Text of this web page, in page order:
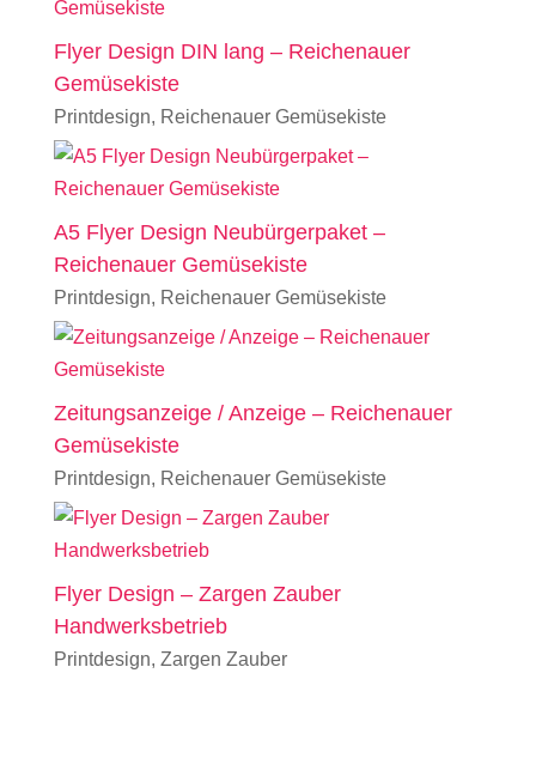
Flyer Design DIN lang – Reichenauer
Gemüsekiste
Printdesign, Reichenauer Gemüsekiste
A5 Flyer Design Neubürgerpaket –
Reichenauer Gemüsekiste
Printdesign, Reichenauer Gemüsekiste
Zeitungsanzeige / Anzeige – Reichenauer
Gemüsekiste
Printdesign, Reichenauer Gemüsekiste
Flyer Design – Zargen Zauber
Handwerksbetrieb
Printdesign, Zargen Zauber